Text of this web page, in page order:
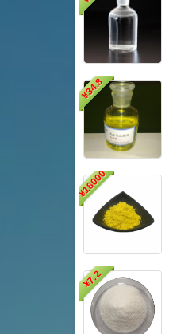
¥
34.8
¥
18000
¥
7.2